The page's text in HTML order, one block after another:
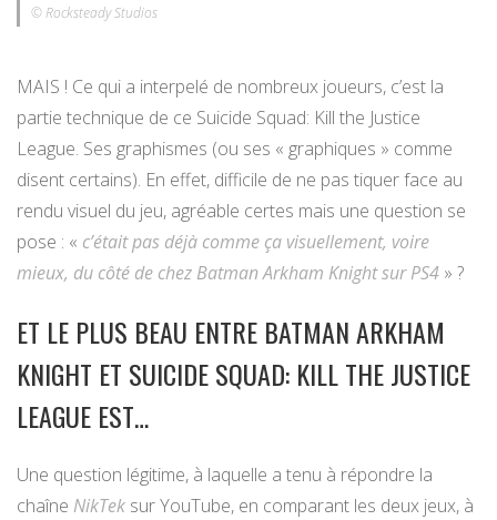
© Rocksteady Studios
MAIS ! Ce qui a interpelé de nombreux joueurs, c’est la
partie technique de ce Suicide Squad: Kill the Justice
League. Ses graphismes (ou ses « graphiques » comme
disent certains). En effet, difficile de ne pas tiquer face au
rendu visuel du jeu, agréable certes mais une question se
pose : « c’était pas déjà comme ça visuellement, voire
mieux, du côté de chez Batman Arkham Knight sur PS4 » ?
ET LE PLUS BEAU ENTRE BATMAN ARKHAM
KNIGHT ET SUICIDE SQUAD: KILL THE JUSTICE
LEAGUE EST…
Une question légitime, à laquelle a tenu à répondre la
chaîne NikTek sur YouTube, en comparant les deux jeux, à